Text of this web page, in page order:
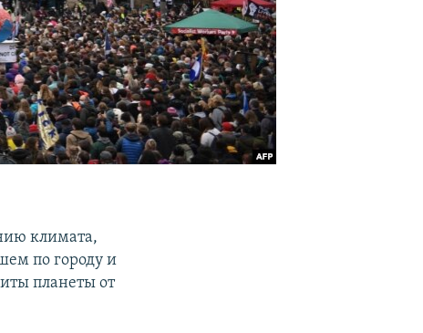
климата,
по городу и
планеты от